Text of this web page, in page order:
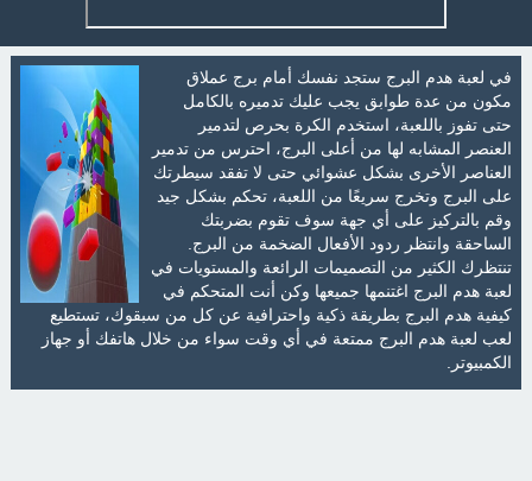
في لعبة هدم البرج ستجد نفسك أمام برج عملاق
مكون من عدة طوابق يجب عليك تدميره بالكامل
حتى تفوز باللعبة، استخدم الكرة بحرص لتدمير
العنصر المشابه لها من أعلى البرج، احترس من تدمير
العناصر الأخرى بشكل عشوائي حتى لا تفقد سيطرتك
على البرج وتخرج سريعًا من اللعبة، تحكم بشكل جيد
وقم بالتركيز على أي جهة سوف تقوم بضربتك
الساحقة وانتظر ردود الأفعال الضخمة من البرج.
تنتظرك الكثير من التصميمات الرائعة والمستويات في
لعبة هدم البرج اغتنمها جميعها وكن أنت المتحكم في
كيفية هدم البرج بطريقة ذكية واحترافية عن كل من سبقوك، تستطيع
لعب لعبة هدم البرج ممتعة في أي وقت سواء من خلال هاتفك أو جهاز
الكمبيوتر.